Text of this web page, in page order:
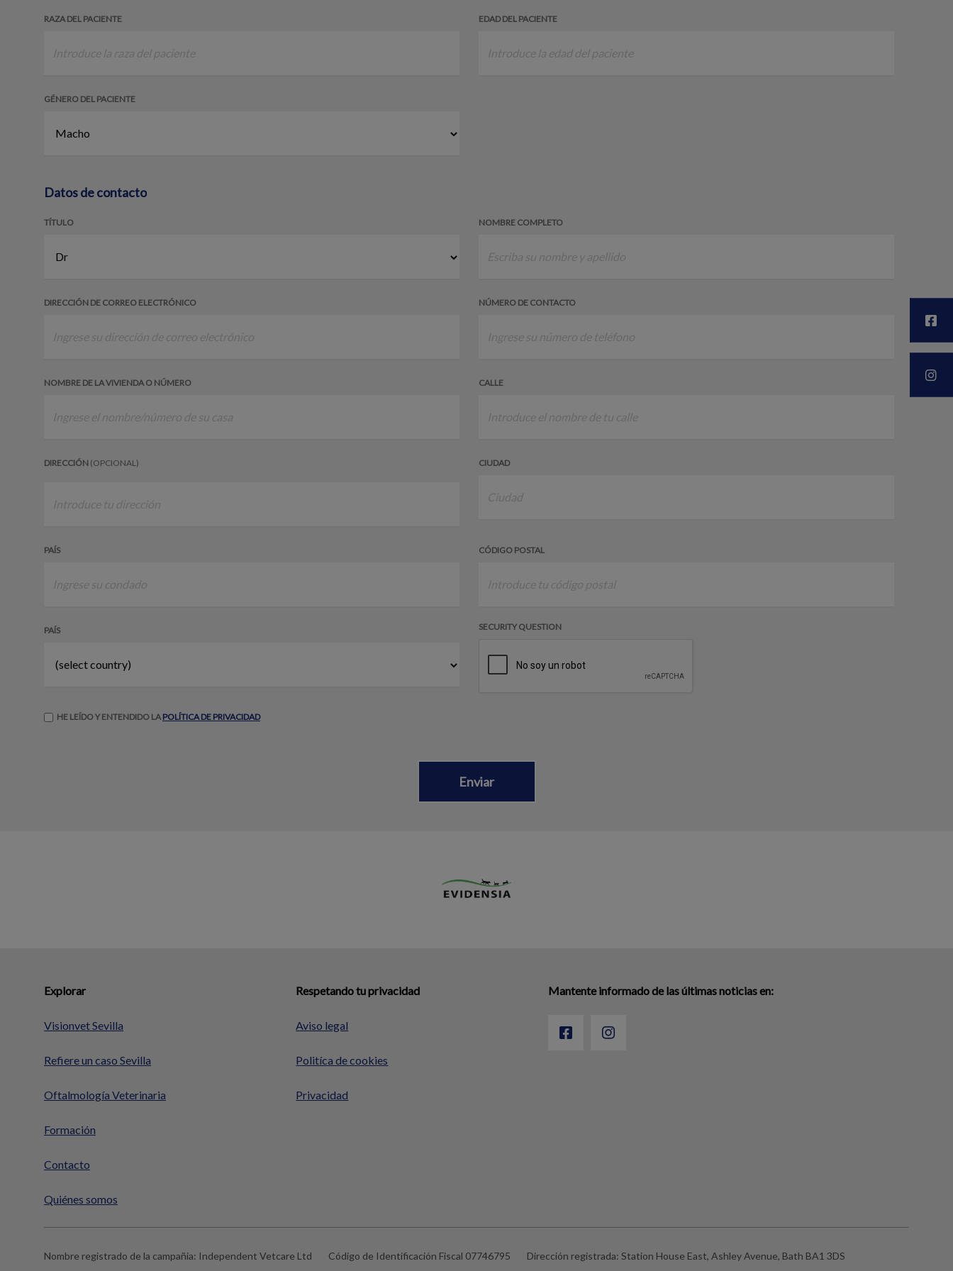
RAZA DEL PACIENTE EDAD DEL PACIENTE
GÉNERO DEL PACIENTE
Datos de contacto
TÍTULO NOMBRE COMPLETO
DIRECCIÓN DE CORREO ELECTRÓNICO NÚMERO DE CONTACTO
NOMBRE DE LA VIVIENDA O NÚMERO CALLE
DIRECCIÓN (OPCIONAL) CIUDAD
PAÍS CÓDIGO POSTAL
PAÍS SECURITY QUESTION
HE LEÍDO Y ENTENDIDO LA POLÍTICA DE PRIVACIDAD
Explorar
Visionvet Sevilla
Refiere un caso Sevilla
Oftalmología Veterinaria
Formación
Contacto
Quiénes somos
Respetando tu privacidad
Aviso legal
Politíca de cookies
Privacidad
Mantente informado de las últimas noticias en:
Nombre registrado de la campañia: Independent Vetcare Ltd Código de Identificación Fiscal 07746795 Dirección registrada: Station House East, Ashley Avenue, Bath BA1 3DS